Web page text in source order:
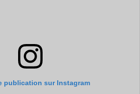
publication sur Instagram